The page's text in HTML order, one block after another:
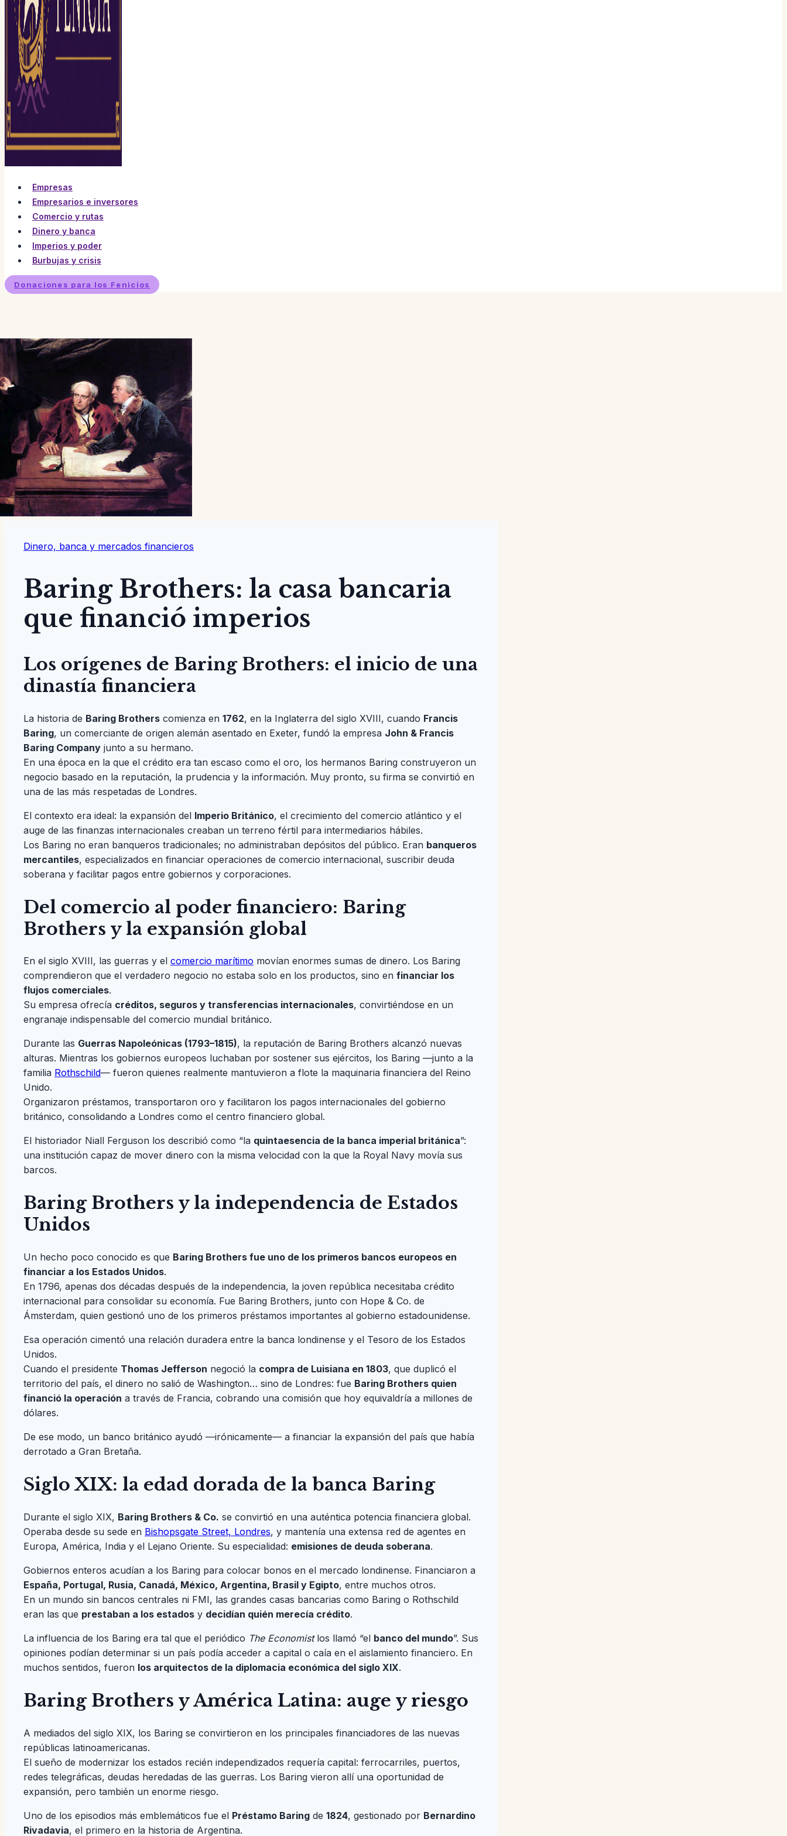
Empresas
Empresarios e inversores
Comercio y rutas
Dinero y banca
Imperios y poder
Burbujas y crisis
Donaciones para los Fenicios
Dinero, banca y mercados financieros
Baring Brothers: la casa bancaria
que financió imperios
Los orígenes de Baring Brothers: el inicio de una
dinastía financiera
La historia de Baring Brothers comienza en 1762, en la Inglaterra del siglo XVIII, cuando Francis
Baring, un comerciante de origen alemán asentado en Exeter, fundó la empresa John & Francis
Baring Company junto a su hermano.
En una época en la que el crédito era tan escaso como el oro, los hermanos Baring construyeron un
negocio basado en la reputación, la prudencia y la información. Muy pronto, su firma se convirtió en
una de las más respetadas de Londres.
El contexto era ideal: la expansión del Imperio Británico, el crecimiento del comercio atlántico y el
auge de las finanzas internacionales creaban un terreno fértil para intermediarios hábiles.
Los Baring no eran banqueros tradicionales; no administraban depósitos del público. Eran banqueros
mercantiles, especializados en financiar operaciones de comercio internacional, suscribir deuda
soberana y facilitar pagos entre gobiernos y corporaciones.
Del comercio al poder financiero: Baring
Brothers y la expansión global
En el siglo XVIII, las guerras y el comercio marítimo movían enormes sumas de dinero. Los Baring
comprendieron que el verdadero negocio no estaba solo en los productos, sino en financiar los
flujos comerciales.
Su empresa ofrecía créditos, seguros y transferencias internacionales, convirtiéndose en un
engranaje indispensable del comercio mundial británico.
Durante las Guerras Napoleónicas (1793–1815), la reputación de Baring Brothers alcanzó nuevas
alturas. Mientras los gobiernos europeos luchaban por sostener sus ejércitos, los Baring —junto a la
familia Rothschild— fueron quienes realmente mantuvieron a flote la maquinaria financiera del Reino
Unido.
Organizaron préstamos, transportaron oro y facilitaron los pagos internacionales del gobierno
británico, consolidando a Londres como el centro financiero global.
El historiador Niall Ferguson los describió como “la quintaesencia de la banca imperial británica”:
una institución capaz de mover dinero con la misma velocidad con la que la Royal Navy movía sus
barcos.
Baring Brothers y la independencia de Estados
Unidos
Un hecho poco conocido es que Baring Brothers fue uno de los primeros bancos europeos en
financiar a los Estados Unidos.
En 1796, apenas dos décadas después de la independencia, la joven república necesitaba crédito
internacional para consolidar su economía. Fue Baring Brothers, junto con Hope & Co. de
Ámsterdam, quien gestionó uno de los primeros préstamos importantes al gobierno estadounidense.
Esa operación cimentó una relación duradera entre la banca londinense y el Tesoro de los Estados
Unidos.
Cuando el presidente Thomas Jefferson negoció la compra de Luisiana en 1803, que duplicó el
territorio del país, el dinero no salió de Washington… sino de Londres: fue Baring Brothers quien
financió la operación a través de Francia, cobrando una comisión que hoy equivaldría a millones de
dólares.
De ese modo, un banco británico ayudó —irónicamente— a financiar la expansión del país que había
derrotado a Gran Bretaña.
Siglo XIX: la edad dorada de la banca Baring
Durante el siglo XIX, Baring Brothers & Co. se convirtió en una auténtica potencia financiera global.
Operaba desde su sede en Bishopsgate Street, Londres, y mantenía una extensa red de agentes en
Europa, América, India y el Lejano Oriente. Su especialidad: emisiones de deuda soberana.
Gobiernos enteros acudían a los Baring para colocar bonos en el mercado londinense. Financiaron a
España, Portugal, Rusia, Canadá, México, Argentina, Brasil y Egipto, entre muchos otros.
En un mundo sin bancos centrales ni FMI, las grandes casas bancarias como Baring o Rothschild
eran las que prestaban a los estados y decidían quién merecía crédito.
La influencia de los Baring era tal que el periódico The Economistlos llamó “el banco del mundo”. Sus
opiniones podían determinar si un país podía acceder a capital o caía en el aislamiento financiero. En
muchos sentidos, fueron los arquitectos de la diplomacia económica del siglo XIX.
Baring Brothers y América Latina: auge y riesgo
A mediados del siglo XIX, los Baring se convirtieron en los principales financiadores de las nuevas
repúblicas latinoamericanas.
El sueño de modernizar los estados recién independizados requería capital: ferrocarriles, puertos,
redes telegráficas, deudas heredadas de las guerras. Los Baring vieron allí una oportunidad de
expansión, pero también un enorme riesgo.
Uno de los episodios más emblemáticos fue el Préstamo Baring de 1824, gestionado por Bernardino
Rivadavia, el primero en la historia de Argentina.